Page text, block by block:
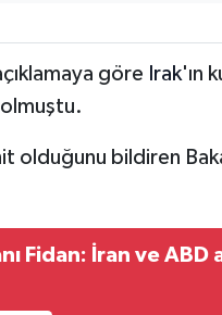
göre Irak'ın
bildiren
Fidan: İran ve